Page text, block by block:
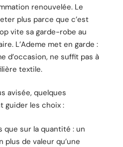
renouvelée. Le
plus parce que c’est
vite sa garde-robe au
L’Ademe met en garde :
d’occasion, ne suffit pas à
textile.
avisée, quelques
guider les choix :
que sur la quantité : un
de valeur qu’une